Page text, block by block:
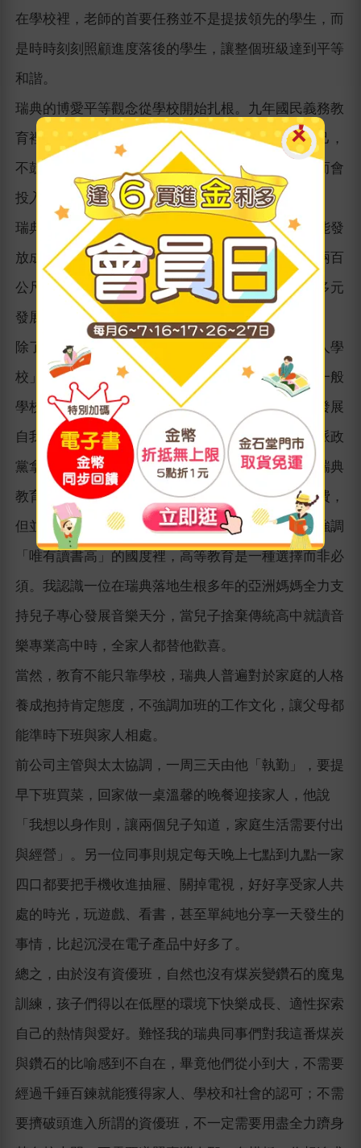
在學校裡，老師的首要任務並不是提拔領先的學生，而
是時時刻刻照顧進度落後的學生，讓整個班級達到平等
和諧。
瑞典的博愛平等觀念從學校開始扎根。九年國民義務教
育裡，學校強調讓孩子全力發展自我、努力超越自己，
不鼓勵和別人比較、也不熱中培養資優生，老師反而會
投入更多時間與資源幫助學習表現較慢的學童。
瑞典教育系統規定，學校要到六年級（十二歲）才能發
放成績單，但六年級學生卻早已習得在深水區游泳兩百
公尺的技能。在沒有課業壓力的學習下，孩子更能多元
發展，完整探索自己的興趣。
除了傳統的學校教育，瑞典政府也協助成立「薩米人學
校」，為少數民族薩米人的文化保存盡一份心力。一般
學校裡設有母語課程，讓移民子女能夠學習母語，發展
自我認同、強化信心（雖然這樣的德政，已被極右派政
黨拿出來討論必要性）。重實用又講究人格培養的瑞典
教育從課本到午餐都免費，就算一路讀到博士也免費，
但並非所有瑞典學生都會完成大學教育。在一個不強調
「唯有讀書高」的國度裡，高等教育是一種選擇而非必
須。我認識一位在瑞典落地生根多年的亞洲媽媽全力支
持兒子專心發展音樂天分，當兒子捨棄傳統高中就讀音
樂專業高中時，全家人都替他歡喜。
當然，教育不能只靠學校，瑞典人普遍對於家庭的人格
養成抱持肯定態度，不強調加班的工作文化，讓父母都
能準時下班與家人相處。
前公司主管與太太協調，一周三天由他「執勤」，要提
早下班買菜，回家做一桌溫馨的晚餐迎接家人，他說
「我想以身作則，讓兩個兒子知道，家庭生活需要付出
與經營」。另一位同事則規定每天晚上七點到九點一家
四口都要把手機收進抽屜、關掉電視，好好享受家人共
處的時光，玩遊戲、看書，甚至單純地分享一天發生的
事情，比起沉浸在電子產品中好多了。
總之，由於沒有資優班，自然也沒有煤炭變鑽石的魔鬼
訓練，孩子們得以在低壓的環境下快樂成長、適性探索
自己的熱情與愛好。難怪我的瑞典同事們對我這番煤炭
與鑽石的比喻感到不自在，畢竟他們從小到大，不需要
經過千錘百鍊就能獲得家人、學校和社會的認可；不需
要擠破頭進入所謂的資優班，不一定需要用盡全力躋身